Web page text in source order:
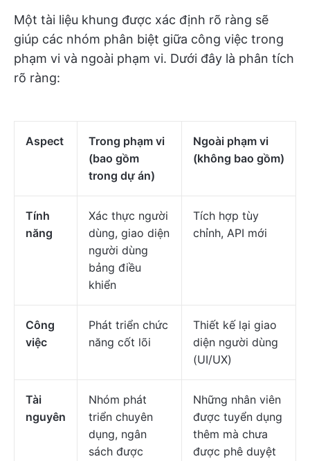
Một tài liệu khung được xác định rõ ràng sẽ
giúp các nhóm phân biệt giữa công việc trong
phạm vi và ngoài phạm vi. Dưới đây là phân tích
rõ ràng:
Aspect
Trong phạm vi
(bao gồm
trong dự án)
Ngoài phạm vi
(không bao gồm)
Tính
năng
Xác thực người
dùng, giao diện
người dùng
bảng điều
khiển
Tích hợp tùy
chỉnh, API mới
Công
việc
Phát triển chức
năng cốt lõi
Thiết kế lại giao
diện người dùng
(UI/UX)
Tài
nguyên
Nhóm phát
triển chuyên
dụng, ngân
sách được
Những nhân viên
được tuyển dụng
thêm mà chưa
được phê duyệt